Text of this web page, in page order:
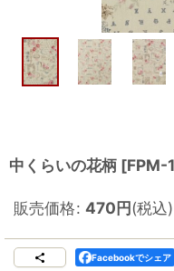
中くらいの花柄 [FPM-
販売価格: 470円(税込)
Facebookでシェア